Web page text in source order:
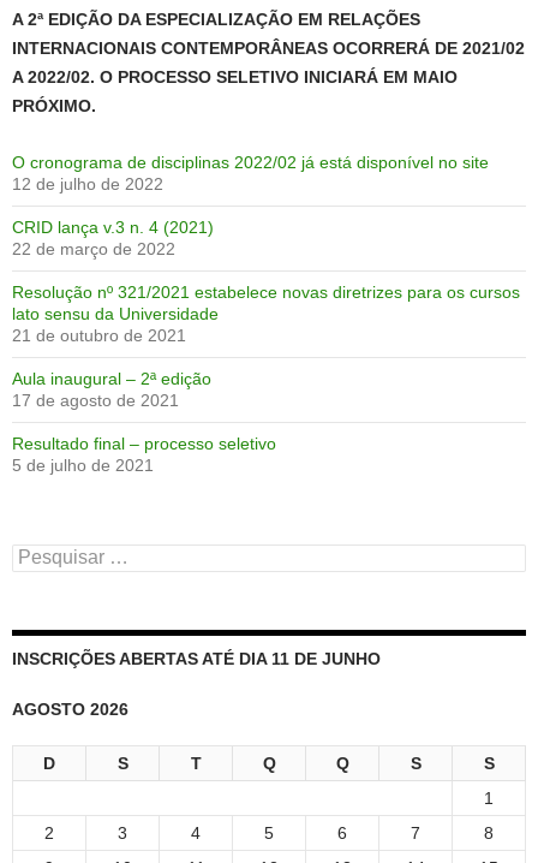
A 2ª EDIÇÃO DA ESPECIALIZAÇÃO EM RELAÇÕES
INTERNACIONAIS CONTEMPORÂNEAS OCORRERÁ DE 2021/02
A 2022/02. O PROCESSO SELETIVO INICIARÁ EM MAIO
PRÓXIMO.
O cronograma de disciplinas 2022/02 já está disponível no site
12 de julho de 2022
CRID lança v.3 n. 4 (2021)
22 de março de 2022
Resolução nº 321/2021 estabelece novas diretrizes para os cursos
lato sensu da Universidade
21 de outubro de 2021
Aula inaugural – 2ª edição
17 de agosto de 2021
Resultado final – processo seletivo
5 de julho de 2021
Pesquisar
por:
INSCRIÇÕES ABERTAS ATÉ DIA 11 DE JUNHO
AGOSTO 2026
D S T Q Q S
S
1
2
3 4 5 6 7
8